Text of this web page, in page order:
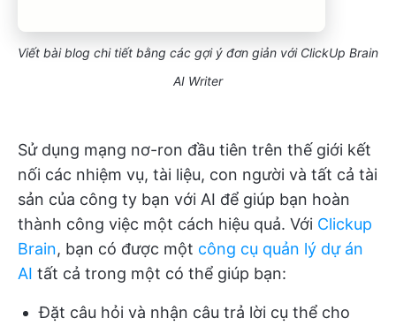
Viết bài blog chi tiết bằng các gợi ý đơn giản với ClickUp Brain
AI Writer
Sử dụng mạng nơ-ron đầu tiên trên thế giới kết
nối các nhiệm vụ, tài liệu, con người và tất cả tài
sản của công ty bạn với AI để giúp bạn hoàn
thành công việc một cách hiệu quả. Với Clickup
Brain, bạn có được một công cụ quản lý dự án
AI tất cả trong một có thể giúp bạn:
Đặt câu hỏi và nhận câu trả lời cụ thể cho